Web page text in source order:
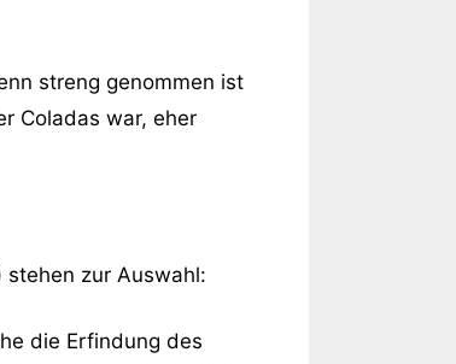
streng genommen ist
Coladas war, eher
stehen zur Auswahl:
die Erfindung des